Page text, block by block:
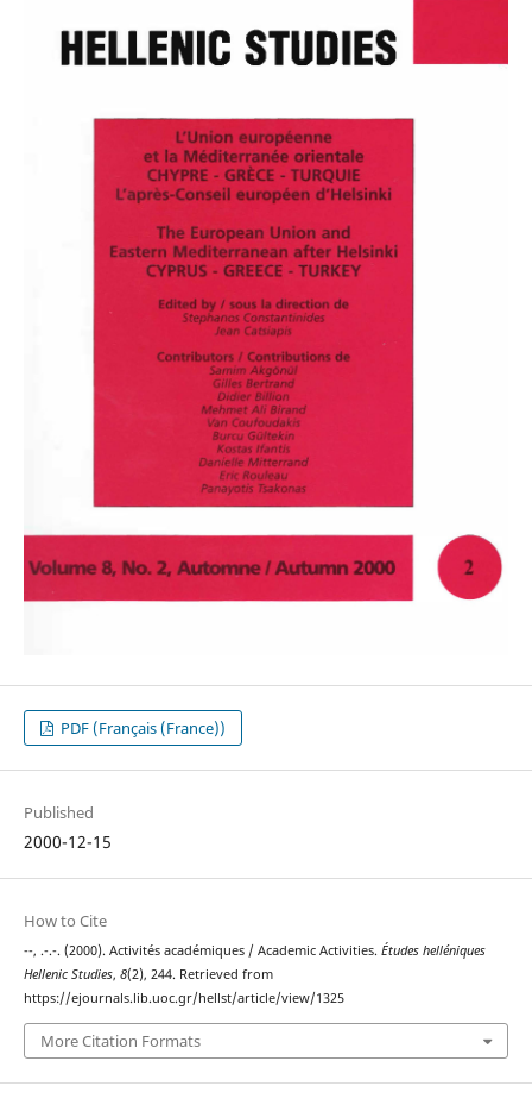
PDF (Français (France))
Published
2000-12-15
How to Cite
--, .-.-. (2000). Activités académiques / Academic Activities. Études helléniques
Hellenic Studies, 8(2), 244. Retrieved from
https://ejournals.lib.uoc.gr/hellst/article/view/1325
More Citation Formats